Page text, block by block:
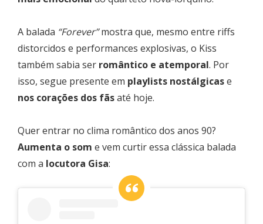
A balada “Forever”mostra que, mesmo entre riffs
distorcidos e performances explosivas, o Kiss
também sabia ser romântico e atemporal. Por
isso, segue presente em playlists nostálgicase
nos corações dos fãsaté hoje.
Quer entrar no clima romântico dos anos 90?
Aumenta o som e vem curtir essa clássica balada
com a locutora Gisa: